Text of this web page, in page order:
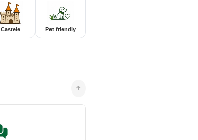
Castele Pet friendly